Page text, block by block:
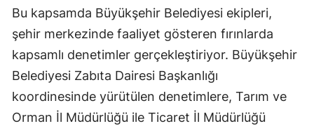
Bu kapsamda Büyükşehir Belediyesi ekipleri,
şehir merkezinde faaliyet gösteren fırınlarda
kapsamlı denetimler gerçekleştiriyor. Büyükşehir
Belediyesi Zabıta Dairesi Başkanlığı
koordinesinde yürütülen denetimlere, Tarım ve
Orman İl Müdürlüğü ile Ticaret İl Müdürlüğü